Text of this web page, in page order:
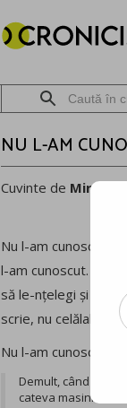
NU L-AM
Cuvinte de Mircea
Nu l-am cunoscut.
l-am cunoscut. L-
să le-nțelegi și
scrie, nu celălalt.
Nu l-am cunoscut,
Demult, când
cateva masini